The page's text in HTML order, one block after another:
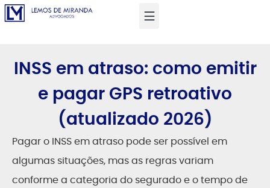
INSS em atraso: como emitir
e pagar GPS retroativo
(atualizado 2026)
Pagar o INSS em atraso pode ser possível em
algumas situações, mas as regras variam
conforme a categoria do segurado e o tempo de